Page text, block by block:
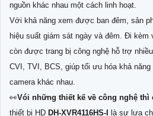
nguồn khác nhau một cách linh hoạt.
Với khả năng xem được ban đêm, sản
hiệu suất giám sát ngày và đêm. Đi kèm
còn được trang bị công nghệ hỗ trợ
CVI, TVI, BCS, giúp tối ưu hóa khả
camera khác nhau.
️👀Vói những thiết kế về công nghệ thì
thiết bị HD DH-XVR4116HS-I
là sự lựa